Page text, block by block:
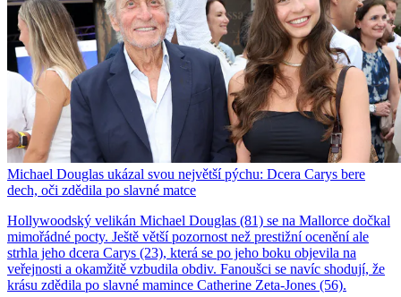
Michael Douglas ukázal svou největší pýchu: Dcera Carys bere
dech, oči zdědila po slavné matce
Hollywoodský velikán Michael Douglas (81) se na Mallorce dočkal
mimořádné pocty. Ještě větší pozornost než prestižní ocenění ale
strhla jeho dcera Carys (23), která se po jeho boku objevila na
veřejnosti a okamžitě vzbudila obdiv. Fanoušci se navíc shodují, že
krásu zdědila po slavné mamince Catherine Zeta-Jones (56).